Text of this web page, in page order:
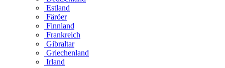
Estland
Färöer
Finnland
Frankreich
Gibraltar
Griechenland
Irland